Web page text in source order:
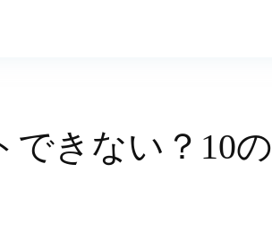
できない？10の